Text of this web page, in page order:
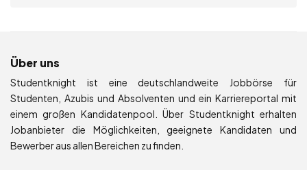
Über uns
Studentknight ist eine deutschlandweite Jobbörse für
Studenten, Azubis und Absolventen und ein Karriereportal mit
einem großen Kandidatenpool. Über Studentknight erhalten
Jobanbieter die Möglichkeiten, geeignete Kandidaten und
Bewerber aus allen Bereichen zu finden.